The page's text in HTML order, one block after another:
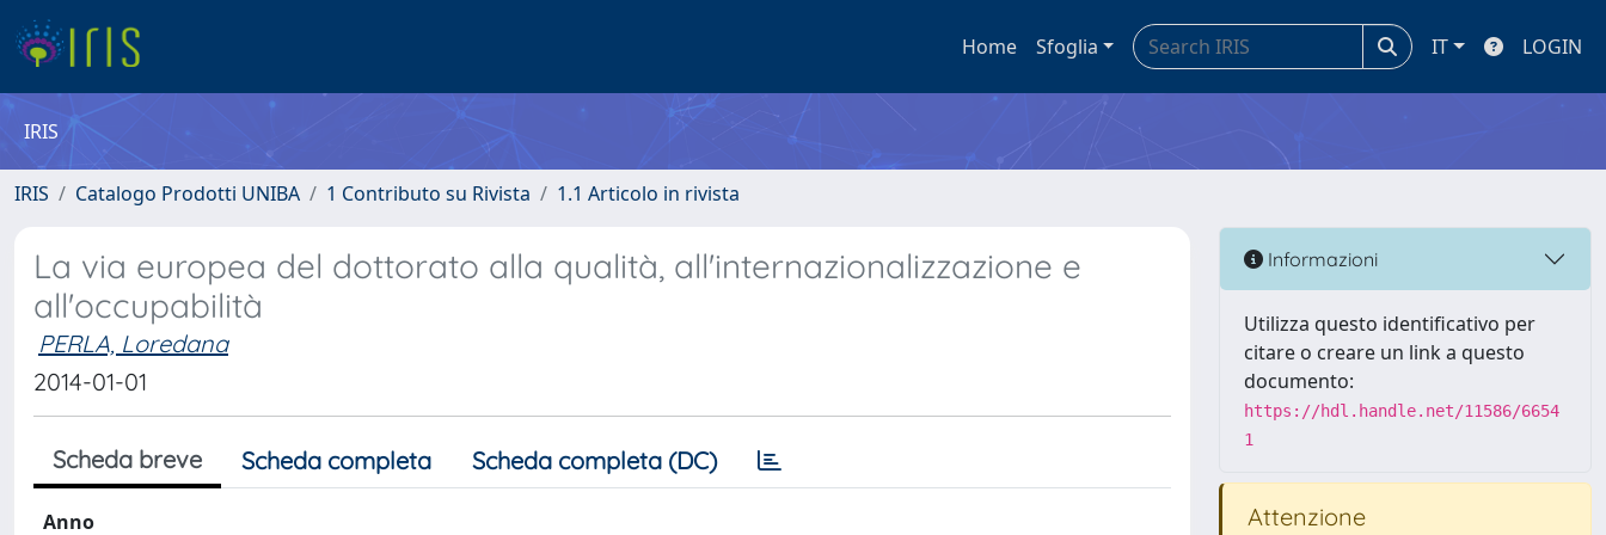
Home Sfoglia IT LOGIN
IRIS
IRIS Catalogo Prodotti UNIBA 1 Contributo su Rivista 1.1 Articolo in rivista
La via europea del dottorato alla qualità, all'internazionalizzazione e
all'occupabilità
PERLA, Loredana
2014-01-01
Scheda breve Scheda completa Scheda completa (DC)
Anno
Informazioni
Utilizza questo identificativo per
citare o creare un link a questo
documento:
https://hdl.handle.net/11586/6654
1
Attenzione